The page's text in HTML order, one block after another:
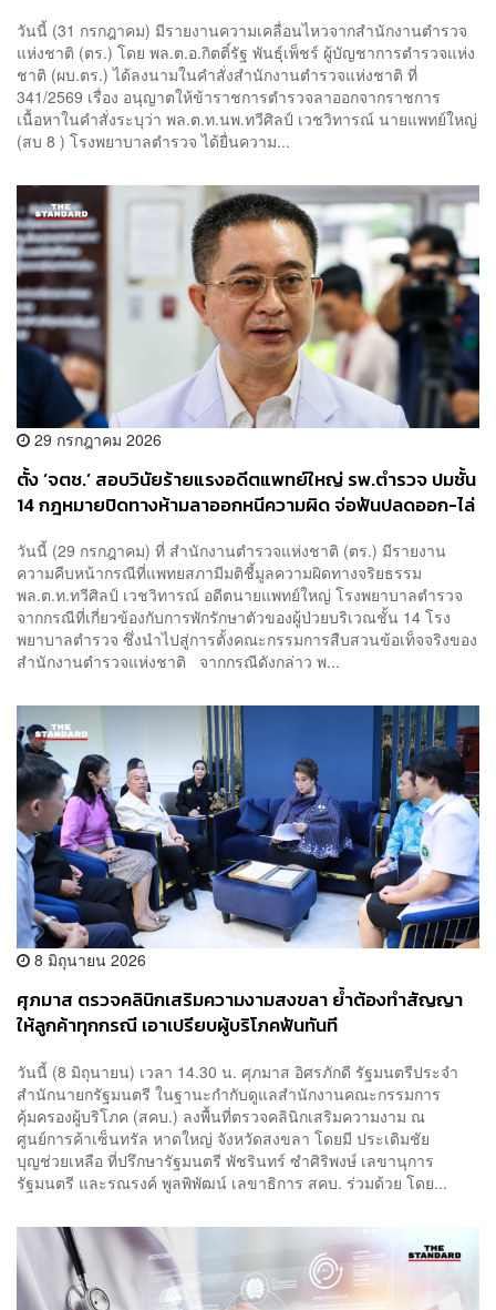
วันนี้ (31 กรกฎาคม) มีรายงานความเคลื่อนไหวจากสำนักงานตำรวจ
แห่งชาติ (ตร.) โดย พล.ต.อ.กิตติ์รัฐ พันธุ์เพ็ชร์ ผู้บัญชาการตำรวจแห่ง
ชาติ (ผบ.ตร.) ได้ลงนามในคำสั่งสำนักงานตำรวจแห่งชาติ ที่
341/2569 เรื่อง อนุญาตให้ข้าราชการตำรวจลาออกจากราชการ
เนื้อหาในคำสั่งระบุว่า พล.ต.ท.นพ.ทวีศิลป์ เวชวิทารณ์ นายแพทย์ใหญ่
(สบ 8 ) โรงพยาบาลตำรวจ ได้ยื่นความ...
29 กรกฎาคม 2026
ตั้ง ‘จตช.’ สอบวินัยร้ายแรงอดีตแพทย์ใหญ่ รพ.ตำรวจ ปมชั้น
14 กฎหมายปิดทางห้ามลาออกหนีความผิด จ่อฟันปลดออก-ไล่
วันนี้ (29 กรกฎาคม) ที่ สำนักงานตำรวจแห่งชาติ (ตร.) มีรายงาน
ความคืบหน้ากรณีที่แพทยสภามีมติชี้มูลความผิดทางจริยธรรม
พล.ต.ท.ทวีศิลป์ เวชวิทารณ์ อดีตนายแพทย์ใหญ่ โรงพยาบาลตำรวจ
จากกรณีที่เกี่ยวข้องกับการพักรักษาตัวของผู้ป่วยบริเวณชั้น 14 โรง
พยาบาลตำรวจ ซึ่งนำไปสู่การตั้งคณะกรรมการสืบสวนข้อเท็จจริงของ
สำนักงานตำรวจแห่งชาติ จากกรณีดังกล่าว พ...
8 มิถุนายน 2026
ศุภมาส ตรวจคลินิกเสริมความงามสงขลา ย้ำต้องทำสัญญา
ให้ลูกค้าทุกกรณี เอาเปรียบผู้บริโภคฟันทันที
วันนี้ (8 มิถุนายน) เวลา 14.30 น. ศุภมาส อิศรภักดี รัฐมนตรีประจำ
สำนักนายกรัฐมนตรี ในฐานะกำกับดูแลสำนักงานคณะกรรมการ
คุ้มครองผู้บริโภค (สคบ.) ลงพื้นที่ตรวจคลินิกเสริมความงาม ณ
ศูนย์การค้าเซ็นทรัล หาดใหญ่ จังหวัดสงขลา โดยมี ประเดิมชัย
บุญช่วยเหลือ ที่ปรึกษารัฐมนตรี พัชรินทร์ ซำศิริพงษ์ เลขานุการ
รัฐมนตรี และรณรงค์ พูลพิพัฒน์ เลขาธิการ สคบ. ร่วมด้วย โดย...